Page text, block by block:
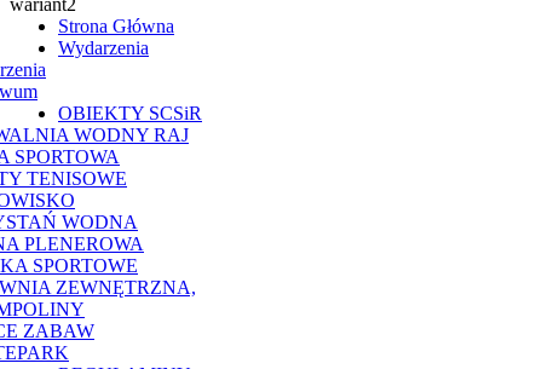
Strona Główna
Wydarzenia
OBIEKTY SCSiR
WODNY RAJ
SPORTOWA
TENISOWE
WODNA
PLENEROWA
SPORTOWE
ZEWNĘTRZNA,
ZABAW